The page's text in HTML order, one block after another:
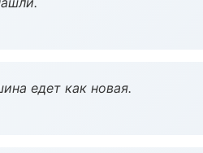
едет как новая.